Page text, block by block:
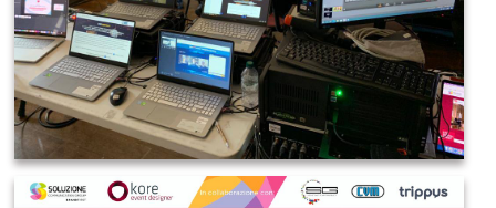
IMAGE 2021-03-19 08:36:24